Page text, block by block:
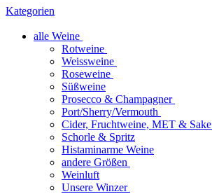
Kategorien
alle Weine
Rotweine
Weissweine
Roseweine
Süßweine
Prosecco & Champagner
Port/Sherry/Vermouth
Cider, Fruchtweine, MET & Sake
Schorle & Spritz
Histaminarme Weine
andere Größen
Weinluft
Unsere Winzer